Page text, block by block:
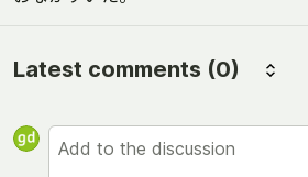
Latest comments (0)